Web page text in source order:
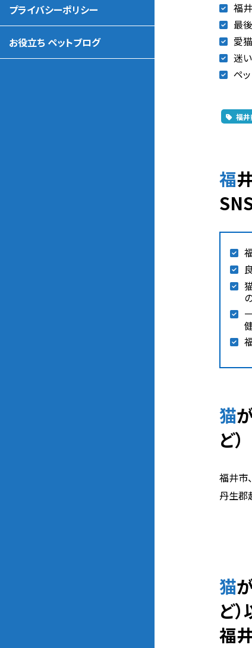
福
最
愛
迷
ペ
福井
福井県の猫が迷子になった時の相談先（動物愛護団体、警察、保健所、
猫が迷子になった時の相談先（動物愛護団体、警察、保健所、SNSな
ど
福井市
丹生郡
猫が迷子になった時の相談先（動物愛護団体、警察、保健所、SNSな
ど
福
プライバシーポリシー
お役立ち ペットブログ